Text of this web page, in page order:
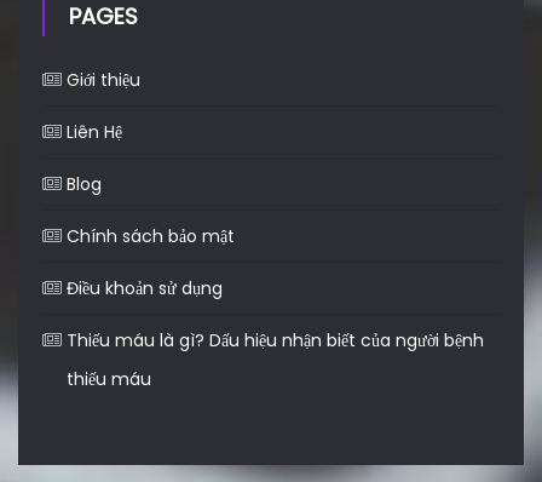
PAGES
Giới thiệu
Liên Hệ
Blog
Chính sách bảo mật
Điều khoản sử dụng
Thiếu máu là gì? Dấu hiệu nhận biết của người bệnh
thiếu máu